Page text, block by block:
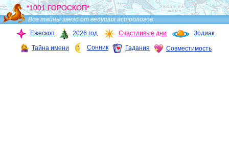
*1001 ГОРОСКОП*
Все тайны звезд от ведущих астрологов
Ежескоп
2026 год Счастливые дни Зодиак
Тайна имени Сонник Гадания Совместимость